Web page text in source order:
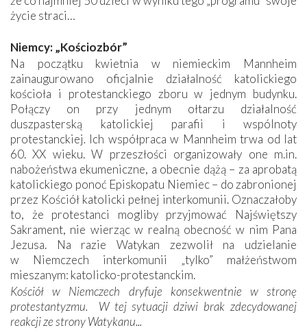
życie straci…
Niemcy: „Kościozbór”
Na początku kwietnia w niemieckim Mannheim
zainaugurowano oficjalnie działalność katolickiego
kościoła i protestanckiego zboru w jednym budynku.
Połączy on przy jednym ołtarzu działalność
duszpasterską katolickiej parafii i wspólnoty
protestanckiej. Ich współpraca w Mannheim trwa od lat
60. XX wieku. W przeszłości organizowały one m.in.
nabożeństwa ekumeniczne, a obecnie dążą – za aprobatą
katolickiego ponoć Episkopatu Niemiec – do zabronionej
przez Kościół katolicki pełnej interkomunii. Oznaczałoby
to, że protestanci mogliby przyjmować Najświętszy
Sakrament, nie wierząc w realną obecność w nim Pana
Jezusa. Na razie Watykan zezwolił na udzielanie
w Niemczech interkomunii „tylko” małżeństwom
mieszanym: katolicko-protestanckim.
Kościół w Niemczech dryfuje konsekwentnie w stronę
protestantyzmu. W tej sytuacji dziwi brak zdecydowanej
reakcji ze strony Watykanu...